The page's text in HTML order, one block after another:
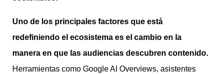
Uno de los principales factores que está
redefiniendo el ecosistema es el cambio en la
manera en que las audiencias descubren contenido.
Herramientas como Google AI Overviews, asistentes